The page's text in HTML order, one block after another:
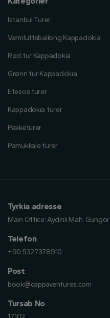
Istanbul Turer
Varmluftsballong Kappadokia
Rød tur Kappadokia
Grønn tur Kappadokia
Efesos turer
Kappadokia turer
Pakketurer
Pamukkale turer
Tyrkia adresse
Main Office:Aydınlı Mah.
Telefon
+90 5327378910
Post
book@cappaventures.com
Tursab No